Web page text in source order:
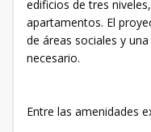
edificios de tres
apartamentos. El
de áreas sociales y
necesario.
Entre las amenidades